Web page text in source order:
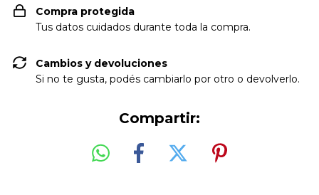
Compra protegida
Tus datos cuidados durante toda la compra.
Cambios y devoluciones
Si no te gusta, podés cambiarlo por otro o devolverlo.
Compartir: